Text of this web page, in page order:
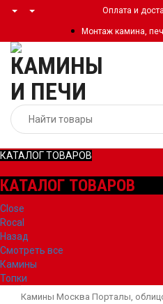
Оплата и
Монтаж камина,
КАТАЛОГ ТОВАРОВ
КАТАЛОГ ТОВАРОВ
Close
Rocal
Назад
Смотреть все
Камины
Топки
Камины Москва Порталы,